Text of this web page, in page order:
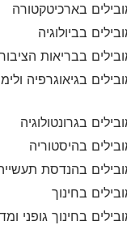
בארכיטקטורה
בביולוגיה
בבריאות הציבור
בגיאוגרפיה
בגרונטולוגיה
בהיסטוריה
בהנדסת תעשייה
בחינוך
בחינוך גופני